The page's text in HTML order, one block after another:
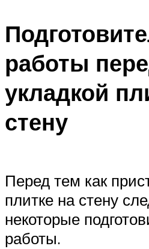
работы
укладкой
стену
Перед тем как
плитке на стену
некоторые
работы.